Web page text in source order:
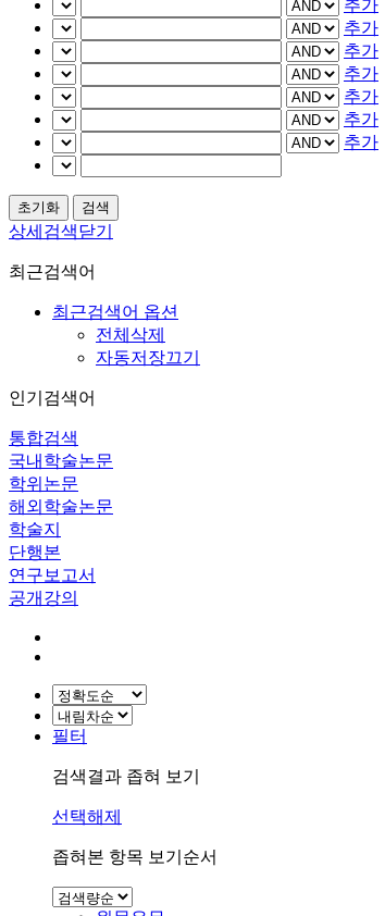
추가
추가
추가
추가
추가
추가
추가
상세검색닫기
최근검색어
최근검색어 옵션
전체삭제
자동저장끄기
인기검색어
통합검색
국내학술논문
학위논문
해외학술논문
학술지
단행본
연구보고서
공개강의
필터
검색결과 좁혀 보기
선택해제
좁혀본 항목 보기순서